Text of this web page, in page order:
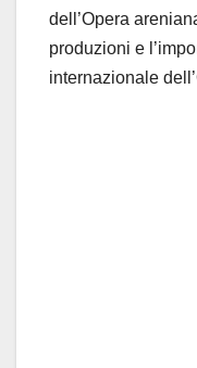
dell’Opera
produzioni e
internazionale